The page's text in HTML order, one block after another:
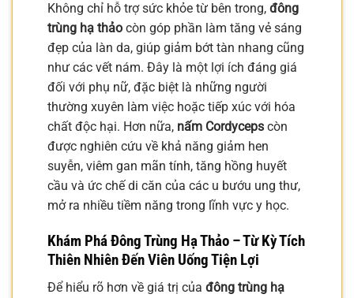
Không chỉ hỗ trợ sức khỏe từ bên trong, đông
trùng hạ thảo còn góp phần làm tăng vẻ sáng
đẹp của làn da, giúp giảm bớt tàn nhang cũng
như các vết nám. Đây là một lợi ích đáng giá
đối với phụ nữ, đặc biệt là những người
thường xuyên làm việc hoặc tiếp xúc với hóa
chất độc hại. Hơn nữa, nấm Cordyceps còn
được nghiên cứu về khả năng giảm hen
suyễn, viêm gan mãn tính, tăng hồng huyết
cầu và ức chế di căn của các u bướu ung thư,
mở ra nhiều tiềm năng trong lĩnh vực y học.
Khám PháĐông Trùng Hạ Thảo – Từ Kỳ Tích
Thiên Nhiên Đến Viên Uống Tiện Lợi
Để hiểu rõ hơn về giá trị của đông trùng hạ